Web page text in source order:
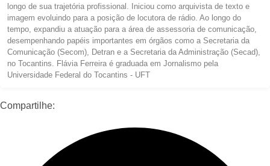
longo de sua trajetória profissional. Iniciou como arquivista de texto e
imagem evoluindo para a posição de locutora de rádio. Ao longo do
tempo, expandiu a atuação para a área de assessoria de comunicação,
desempenhando papéis importantes em órgãos como a Secretaria da
Comunicação (Secom), Detran e a Secretaria da Administração (Secad),
no Tocantins. Flávia Ferreira é graduada em Jornalismo pela
Universidade Federal do Tocantins - UFT
Compartilhe: